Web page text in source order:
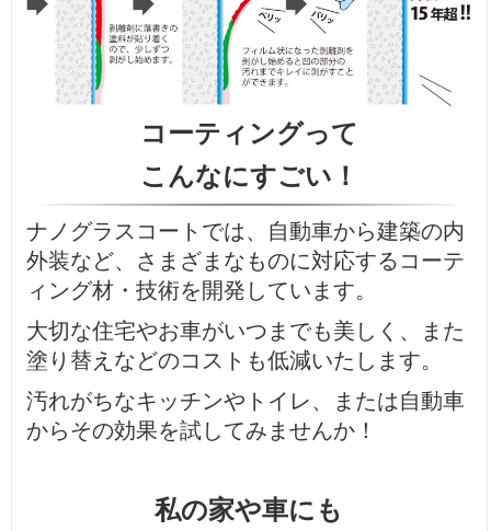
コーティングって
こんなにすごい！
ナノグラスコートでは、自動車から建築の内
外装など、さまざまなものに対応するコーテ
ィング材・技術を開発しています。
大切な住宅やお車がいつまでも美しく、また
塗り替えなどのコストも低減いたします。
汚れがちなキッチンやトイレ、または自動車
からその効果を試してみませんか！
私の家や車にも